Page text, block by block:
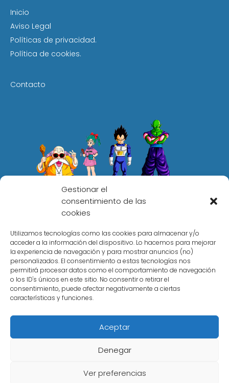
Gestionar el
consentimiento de las
cookies
Utilizamos tecnologías como las cookies para almacenar y/o
acceder a la información del dispositivo. Lo hacemos para mejorar
la experiencia de navegación y para mostrar anuncios (no)
personalizados. El consentimiento a estas tecnologías nos
permitirá procesar datos como el comportamiento de navegación
o los ID's únicos en este sitio. No consentir o retirar el
consentimiento, puede afectar negativamente a ciertas
características y funciones.
Aceptar
Denegar
Ver preferencias
Inicio
Aviso Legal
Políticas de privacidad.
Política de cookies.
Contacto
elmundodragonball.com
Colaboramos con el programa de afiliados de
Amazon y otras marcas, los enlaces a webs
externas se tratan de enlaces de afiliado que no te
supondrán un coste adicional, estos enlaces
generan una pequeña comisión.
Amazon y su logo son marcas registradas de
Amazon.com, Inc. o sus afiliados.